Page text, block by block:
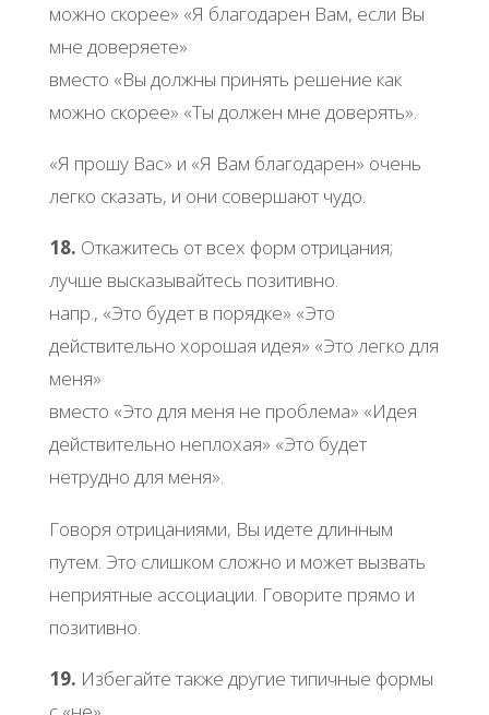
можно скорее» «Я благодарен Вам, если Вы
мне доверяете»
вместо «Вы должны принять решение как
можно скорее» «Ты должен мне доверять».
«Я прошу Вас» и «Я Вам благодарен» очень
легко сказать, и они совершают чудо.
18. Откажитесь от всех форм отрицания;
лучше высказывайтесь позитивно.
напр., «Это будет в порядке» «Это
действительно хорошая идея» «Это легко для
меня»
вместо «Это для меня не проблема» «Идея
действительно неплохая» «Это будет
нетрудно для меня».
Говоря отрицаниями, Вы идете длинным
путем. Это слишком сложно и может вызвать
неприятные ассоциации. Говорите прямо и
позитивно.
19. Избегайте также другие типичные формы